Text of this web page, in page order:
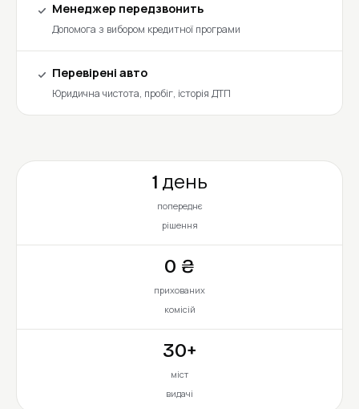
Менеджер передзвонить
Допомога з вибором кредитної програми
Перевірені авто
Юридична чистота, пробіг, історія ДТП
1 день
попереднє
рішення
0 ₴
прихованих
комісій
30+
міст
видачі